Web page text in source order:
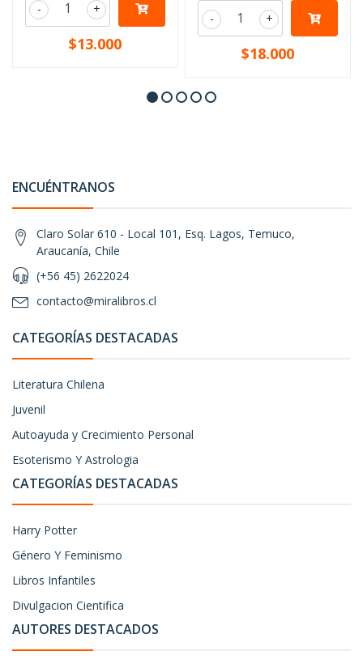
+
-
$13.000
+
-
$18.000
ENCUÉNTRANOS
Claro Solar 610 - Local 101, Esq. Lagos, Temuco,
Araucanía, Chile
(+56 45) 2622024
contacto@miralibros.cl
CATEGORÍAS DESTACADAS
Literatura Chilena
Juvenil
Autoayuda y Crecimiento Personal
Esoterismo Y Astrologia
CATEGORÍAS DESTACADAS
Harry Potter
Género Y Feminismo
Libros Infantiles
Divulgacion Cientifica
AUTORES DESTACADOS